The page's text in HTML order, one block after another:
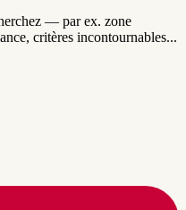
— par ex. zone
critères incontournables...